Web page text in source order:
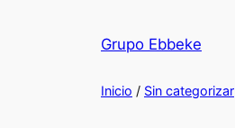
Grupo Ebbeke
Inicio / Sin categorizar